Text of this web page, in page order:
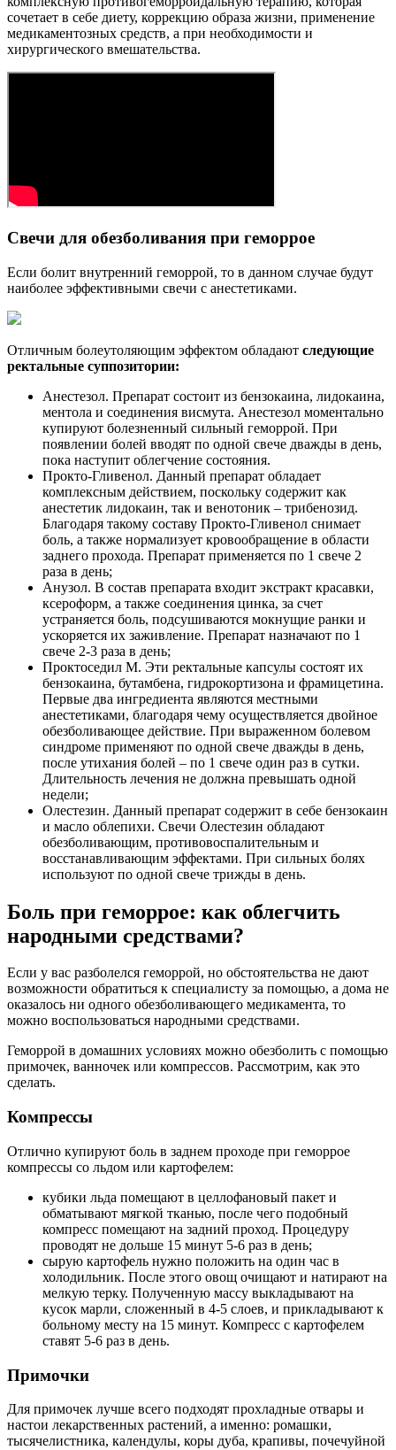
сочетает в себе диету, коррекцию образа жизни, применение
медикаментозных средств, а при необходимости и
хирургического вмешательства.
Свечи для обезболивания при геморрое
Если болит внутренний геморрой, то в данном случае будут
наиболее эффективными свечи с анестетиками.
Отличным болеутоляющим эффектом обладают следующие
ректальные суппозитории:
Анестезол. Препарат состоит из бензокаина, лидокаина,
ментола и соединения висмута. Анестезол моментально
купируют болезненный сильный геморрой. При
появлении болей вводят по одной свече дважды в день,
пока наступит облегчение состояния.
Прокто-Гливенол. Данный препарат обладает
комплексным действием, поскольку содержит как
анестетик лидокаин, так и венотоник – трибенозид.
Благодаря такому составу Прокто-Гливенол снимает
боль, а также нормализует кровообращение в области
заднего прохода. Препарат применяется по 1 свече 2
раза в день;
Анузол. В состав препарата входит экстракт красавки,
ксероформ, а также соединения цинка, за счет
устраняется боль, подсушиваются мокнущие ранки и
ускоряется их заживление. Препарат назначают по 1
свече 2-3 раза в день;
Проктоседил М. Эти ректальные капсулы состоят их
бензокаина, бутамбена, гидрокортизона и фрамицетина.
Первые два ингредиента являются местными
анестетиками, благодаря чему осуществляется двойное
обезболивающее действие. При выраженном болевом
синдроме применяют по одной свече дважды в день,
после утихания болей – по 1 свече один раз в сутки.
Длительность лечения не должна превышать одной
недели;
Олестезин. Данный препарат содержит в себе бензокаин
и масло облепихи. Свечи Олестезин обладают
обезболивающим, противовоспалительным и
восстанавливающим эффектами. При сильных болях
используют по одной свече трижды в день.
Боль при геморрое: как облегчить
народными средствами?
Если у вас разболелся геморрой, но обстоятельства не дают
возможности обратиться к специалисту за помощью, а дома не
оказалось ни одного обезболивающего медикамента, то
можно воспользоваться народными средствами.
Геморрой в домашних условиях можно обезболить с помощью
примочек, ванночек или компрессов. Рассмотрим, как это
сделать.
Компрессы
Отлично купируют боль в заднем проходе при геморрое
компрессы со льдом или картофелем:
кубики льда помещают в целлофановый пакет и
обматывают мягкой тканью, после чего подобный
компресс помещают на задний проход. Процедуру
проводят не дольше 15 минут 5-6 раз в день;
сырую картофель нужно положить на один час в
холодильник. После этого овощ очищают и натирают на
мелкую терку. Полученную массу выкладывают на
кусок марли, сложенный в 4-5 слоев, и прикладывают к
больному месту на 15 минут. Компресс с картофелем
ставят 5-6 раз в день.
Примочки
Для примочек лучше всего подходят прохладные отвары и
настои лекарственных растений, а именно: ромашки,
тысячелистника, календулы, коры дуба, крапивы, почечуйной